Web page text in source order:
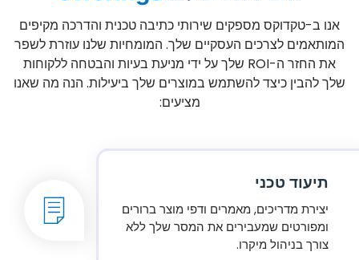
אנו ב-טקדוקס מספקים שירותי כתיבה טכנית והדרכה מקיפים
המותאמים לצרכים העסקיים שלך. המומחיות שלנו עוזרת לשפר
את החזר ה-ROI שלך על ידי מניעת בעיות והבטחה ללקוחות
שלך להבין כיצד להשתמש במוצרים שלך ביעילות. הנה מה שאנו
מציעים:
תיעוד טכני
יצירת מדריכים, מאמרים ודפי מוצר ברורים
ומפורטים שמעבירים את המסר שלך ללא
צורך בניהול מיקרו.